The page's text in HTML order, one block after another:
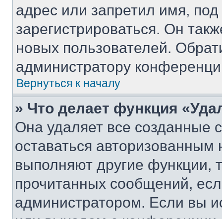
адрес или запретил имя,
зарегистрироваться. Он
новых пользователей.
администратору
Вернуться к началу
» Что делает функция
Она удаляет все созданные
оставаться
выполняют другие функции,
прочитанных сообщений,
администратором. Если вы